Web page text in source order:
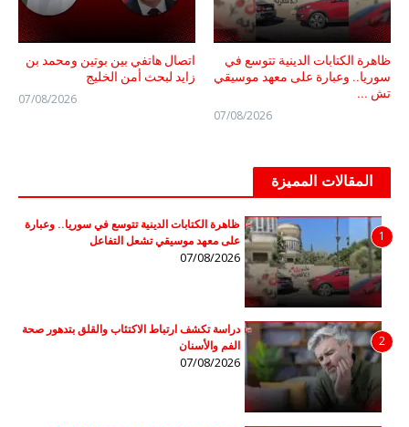
ظاهرة الكتابات الدينية تتوسع في
سوريا.. وعبارة على معهد موسيقي
تش ...
07/08/2026
اتصال هاتفي بين بوتين ومحمد بن
زايد لبحث أمن الخليج
07/08/2026
المقالات المميزة
1
ظاهرة الكتابات الدينية تتوسع في سوريا.. وعبارة
على معهد موسيقي تشعل التفاعل
07/08/2026
2
دراسة تكشف ارتباط الاكتئاب والقلق بتدهور صحة
الفم والأسنان
07/08/2026